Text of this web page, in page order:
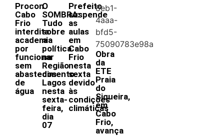
Procon
Cabo
Frio
interdita
academia
por
funcionar
sem
abastecimento
de
água
O
SOMBRA:
Tudo
sobre
a
política
na
Região
dos
Lagos
nesta
sexta-
feira,
dia
07
Prefeito
suspende
as
aulas
em
Cabo
Frio
nesta
sexta
devido
às
condições
climáticas
Obra
da
ETE
Praia
do
Siqueira,
em
Cabo
Frio,
avança